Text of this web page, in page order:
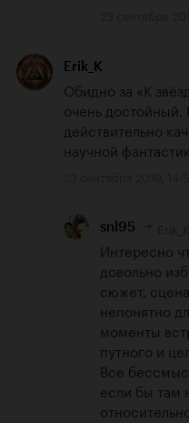
Erik_K
Обидно за «К
очень достойный.
действительно
научной
snl95
Интересно
довольно
сюжет,
непонятно
моменты
путного и
Все
если бы там